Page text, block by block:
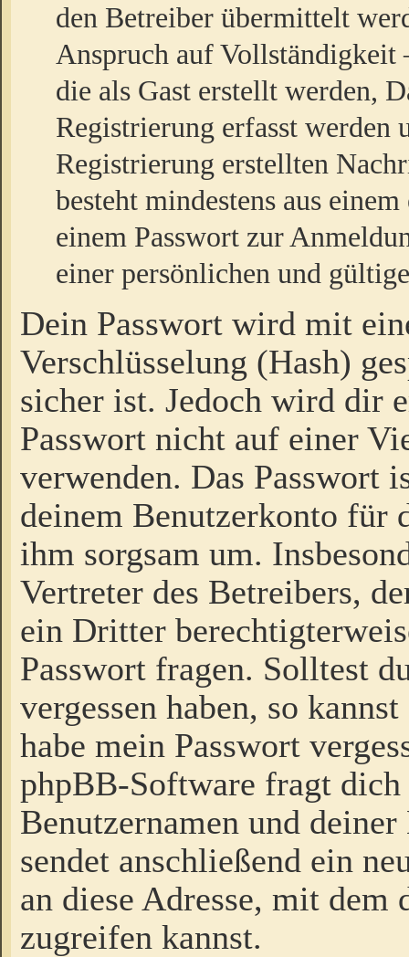
den Betreiber übermittelt
Anspruch auf
die als Gast erstellt werden,
Registrierung erfasst werden
Registrierung erstellten
besteht mindestens aus
einem Passwort zur
einer persönlichen und
Dein Passwort wird mit
Verschlüsselung (Hash)
sicher ist. Jedoch wird dir
Passwort nicht auf einer
verwenden. Das Passwort
deinem Benutzerkonto für
ihm sorgsam um.
Vertreter des Betreibers,
ein Dritter
Passwort fragen. Solltest
vergessen haben, so
habe mein Passwort
phpBB-Software fragt dich
Benutzernamen und
sendet anschließend ein
an diese Adresse, mit dem
zugreifen kannst.